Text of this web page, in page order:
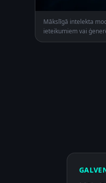
Mākslīgā intelekta
ieteikumiem vai